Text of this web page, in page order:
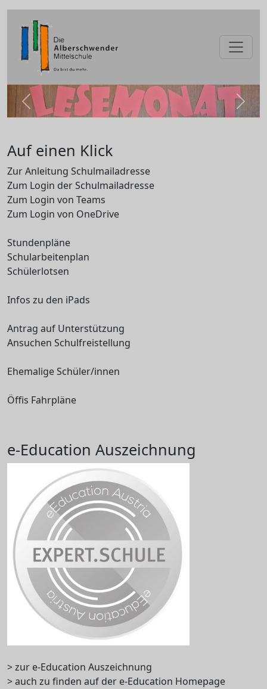
zurück
Auf einen Klick
Zur Anleitung Schulmailadresse
Zum Login der Schulmailadresse
Zum Login von Teams
Zum Login von OneDrive
Stundenpläne
Schularbeitenplan
Schülerlotsen
Infos zu den iPads
Antrag auf Unterstützung
Ansuchen Schulfreistellung
Ehemalige Schüler/innen
Öffis Fahrpläne
e-Education Auszeichnung
> zur e-Education Auszeichnung
> auch zu finden auf der e-Education Homepage